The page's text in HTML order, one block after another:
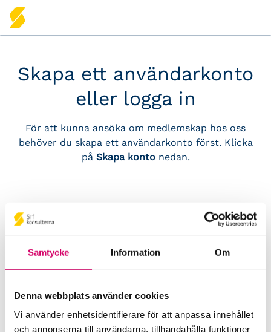
Samtycke Information Om
Denna webbplats använder cookies
Vi använder enhetsidentifierare för att anpassa innehållet
och annonserna till användarna, tillhandahålla funktioner
Skapa ett användarkonto
eller logga in
För att kunna ansöka om medlemskap hos oss
behöver du skapa ett användarkonto först. Klicka
på Skapa kontonedan.
Logga in
Mobilt BankID Lösenord